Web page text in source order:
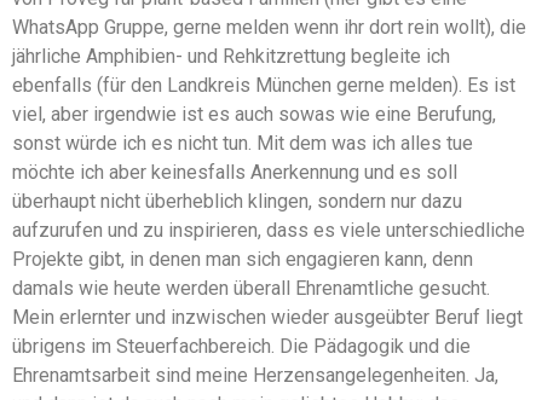
WhatsApp Gruppe, gerne melden wenn ihr dort rein wollt), die
jährliche Amphibien- und Rehkitzrettung begleite ich
ebenfalls (für den Landkreis München gerne melden). Es ist
viel, aber irgendwie ist es auch sowas wie eine Berufung,
sonst würde ich es nicht tun. Mit dem was ich alles tue
möchte ich aber keinesfalls Anerkennung und es soll
überhaupt nicht überheblich klingen, sondern nur dazu
aufzurufen und zu inspirieren, dass es viele unterschiedliche
Projekte gibt, in denen man sich engagieren kann, denn
damals wie heute werden überall Ehrenamtliche gesucht.
Mein erlernter und inzwischen wieder ausgeübter Beruf liegt
übrigens im Steuerfachbereich. Die Pädagogik und die
Ehrenamtsarbeit sind meine Herzensangelegenheiten. Ja,